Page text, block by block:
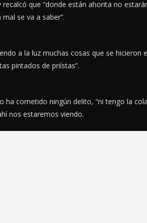
que “donde están ahorita no
se va a saber”.
a la luz muchas cosas que se
pintados de priístas”.
ha cometido ningún delito, “ni tengo la
nos estaremos viendo.